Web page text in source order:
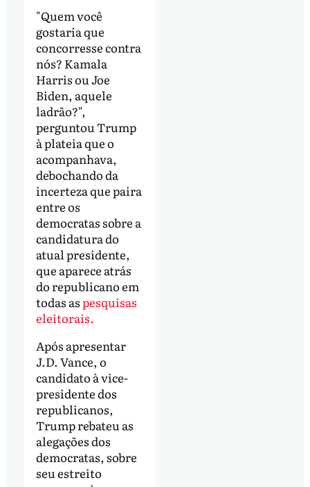
"Quem você
gostaria que
concorresse contra
nós? Kamala
Harris ou Joe
Biden, aquele
ladrão?",
perguntou Trump
à plateia que o
acompanhava,
debochando da
incerteza que paira
entre os
democratas sobre a
candidatura do
atual presidente,
que aparece atrás
do republicano em
todas aspesquisas
eleitorais.
Após apresentar
J.D. Vance, o
candidato à vice-
presidente dos
republicanos,
Trump rebateu as
alegações dos
democratas, sobre
seu estreito